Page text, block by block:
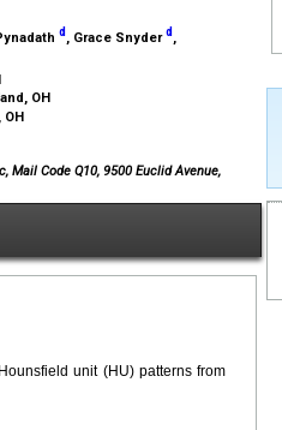
d , Grace Snyderd ,
OH
Mail Code Q10, 9500 Euclid Avenue,
unit (HU) patterns from